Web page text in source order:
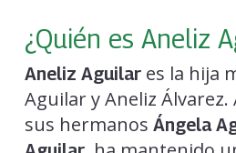
¿Quién es Aneliz
Aneliz Aguilares la hija
Aguilar y Aneliz Álvarez.
sus hermanos Ángela